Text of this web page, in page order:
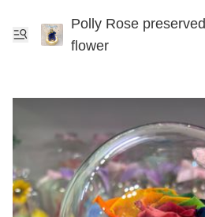
Polly Rose preserved
flower